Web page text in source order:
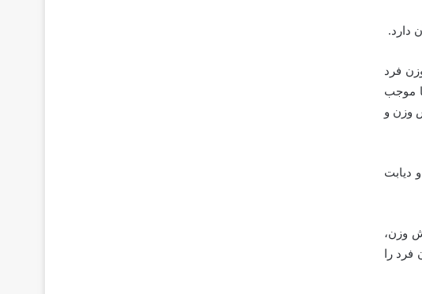
دارد.
فرد
موجب
وزن و
گفت: موضوع چاقی و دیابت
وزن،
را